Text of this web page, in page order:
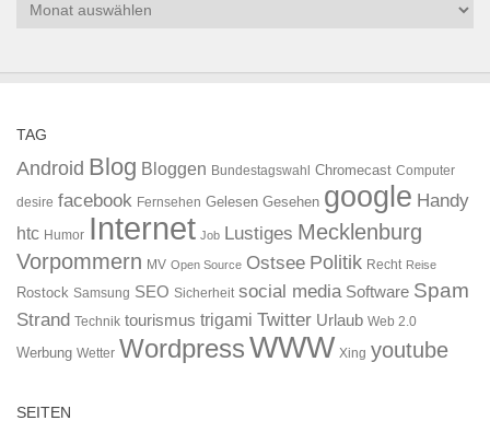
TAG
Android Blog Bloggen Bundestagswahl Chromecast Computer
desire facebook Fernsehen Gelesen Gesehen google Handy
htc Humor Internet Job Lustiges Mecklenburg
Vorpommern MV Open Source Ostsee Politik Recht Reise
Rostock Samsung SEO Sicherheit social media Software Spam
Strand Technik tourismus trigami Twitter Urlaub Web 2.0
Werbung Wetter WordpressWWW Xing youtube
SEITEN